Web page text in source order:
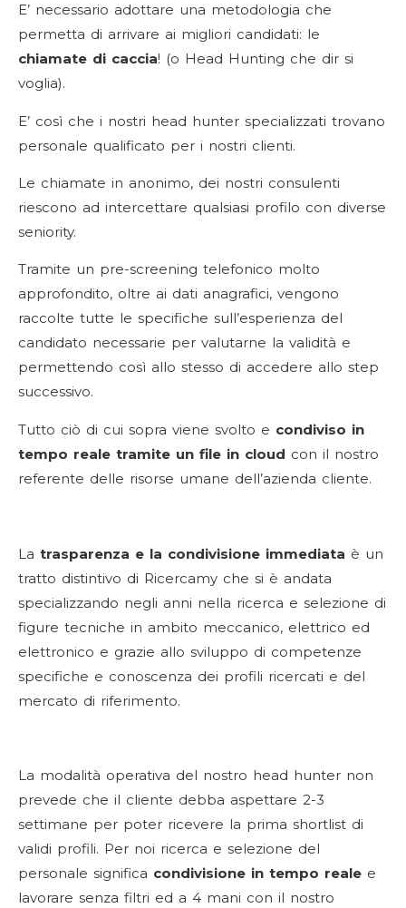
E’ necessario adottare una metodologia che
permetta di arrivare ai migliori candidati: le
chiamate di caccia! (o Head Hunting che dir si
voglia).
E’ così che i nostri head hunter specializzati trovano
personale qualificato per i nostri clienti.
Le chiamate in anonimo, dei nostri consulenti
riescono ad intercettare qualsiasi profilo con diverse
seniority.
Tramite un pre-screening telefonico molto
approfondito, oltre ai dati anagrafici, vengono
raccolte tutte le specifiche sull’esperienza del
candidato necessarie per valutarne la validità e
permettendo così allo stesso di accedere allo step
successivo.
Tutto ciò di cui sopra viene svolto e condiviso in
tempo reale tramite un file in cloud con il nostro
referente delle risorse umane dell’azienda cliente.
La trasparenza e la condivisione immediata è un
tratto distintivo di Ricercamy che si è andata
specializzando negli anni nella ricerca e selezione di
figure tecniche in ambito meccanico, elettrico ed
elettronico e grazie allo sviluppo di competenze
specifiche e conoscenza dei profili ricercati e del
mercato di riferimento.
La modalità operativa del nostro head hunter non
prevede che il cliente debba aspettare 2-3
settimane per poter ricevere la prima shortlist di
validi profili. Per noi ricerca e selezione del
personale significa condivisione in tempo reale e
lavorare senza filtri ed a 4 mani con il nostro